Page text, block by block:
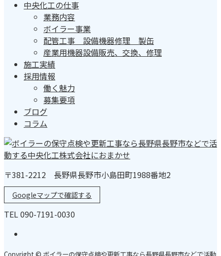
中央化工の仕事
業務内容
ボイラー事業
配管工事 設備機器修理 製缶
産業用機器設備販売、交換、修理
施工実績
採用情報
働く魅力
募集要項
ブログ
コラム
〒381-2212 長野県長野市小島田町1988番地2
Googleマップで確認する
TEL 090-7191-0030